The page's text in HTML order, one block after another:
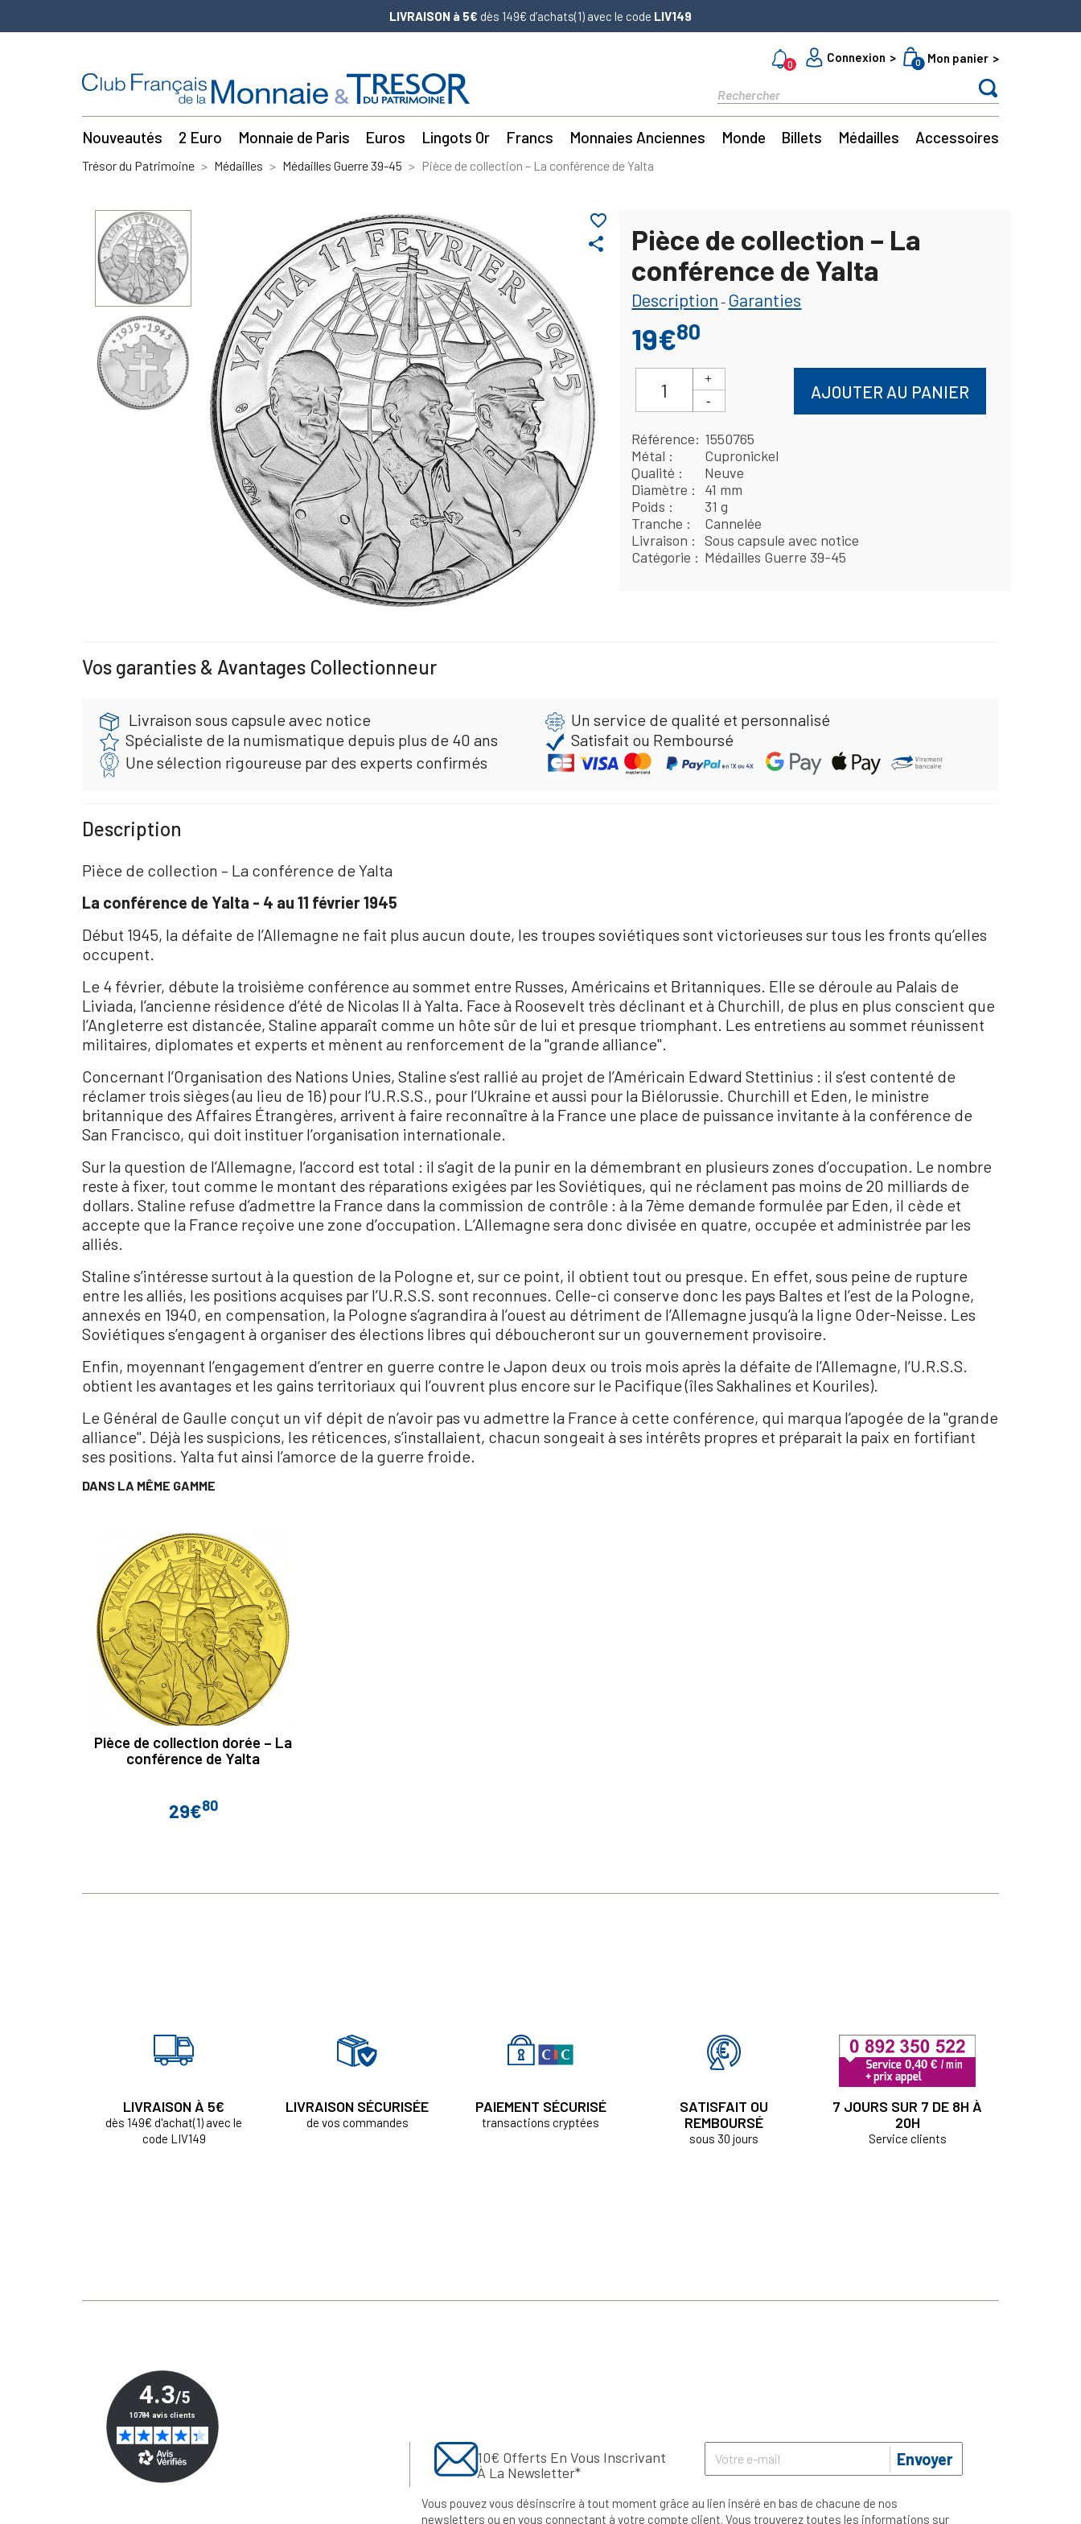
LIVRAISON à 5€ dès 149€ d’achats(1) avec le code LIV149
0
Connexion 0 Mon panier
Nouveautés 2 Euro Monnaie de Paris Euros Lingots Or Francs Monnaies Anciennes Monde Billets Médailles Accessoires
Trésor du Patrimoine Médailles Médailles Guerre 39-45 Pièce de collection – La conférence de Yalta
share
favorite_border
Pièce de collection – La
conférence de Yalta
Description - Garanties
19€80
AJOUTER AU PANIER
Référence
1550765
Métal
Cupronickel
Qualité
Neuve
Diamètre
41 mm
Poids
31 g
Tranche
Cannelée
Livraison
Sous capsule avec notice
Catégorie
Médailles Guerre 39-45
Vos garanties & Avantages Collectionneur
Livraison sous capsule avec notice
Un service de qualité et personnalisé
Spécialiste de la numismatique depuis plus de 40 ans
Satisfait ou Remboursé
Une sélection rigoureuse par des experts confirmés
Description
Pièce de collection – La conférence de Yalta
La conférence de Yalta - 4 au 11 février 1945
Début 1945, la défaite de l’Allemagne ne fait plus aucun doute, les troupes soviétiques sont victorieuses sur tous les fronts qu’elles
occupent.
Le 4 février, débute la troisième conférence au sommet entre Russes, Américains et Britanniques. Elle se déroule au Palais de
Liviada, l’ancienne résidence d’été de Nicolas II à Yalta. Face à Roosevelt très déclinant et à Churchill, de plus en plus conscient que
l’Angleterre est distancée, Staline apparaît comme un hôte sûr de lui et presque triomphant. Les entretiens au sommet réunissent
militaires, diplomates et experts et mènent au renforcement de la "grande alliance".
Concernant l’Organisation des Nations Unies, Staline s’est rallié au projet de l’Américain Edward Stettinius : il s’est contenté de
réclamer trois sièges (au lieu de 16) pour l’U.R.S.S., pour l’Ukraine et aussi pour la Biélorussie. Churchill et Eden, le ministre
britannique des Affaires Étrangères, arrivent à faire reconnaître à la France une place de puissance invitante à la conférence de
San Francisco, qui doit instituer l’organisation internationale.
Sur la question de l’Allemagne, l’accord est total : il s’agit de la punir en la démembrant en plusieurs zones d’occupation. Le nombre
reste à fixer, tout comme le montant des réparations exigées par les Soviétiques, qui ne réclament pas moins de 20 milliards de
dollars. Staline refuse d’admettre la France dans la commission de contrôle : à la 7ème demande formulée par Eden, il cède et
accepte que la France reçoive une zone d’occupation. L’Allemagne sera donc divisée en quatre, occupée et administrée par les
alliés.
Staline s’intéresse surtout à la question de la Pologne et, sur ce point, il obtient tout ou presque. En effet, sous peine de rupture
entre les alliés, les positions acquises par l’U.R.S.S. sont reconnues. Celle-ci conserve donc les pays Baltes et l’est de la Pologne,
annexés en 1940, en compensation, la Pologne s’agrandira à l’ouest au détriment de l’Allemagne jusqu’à la ligne Oder-Neisse. Les
Soviétiques s’engagent à organiser des élections libres qui déboucheront sur un gouvernement provisoire.
Enfin, moyennant l’engagement d’entrer en guerre contre le Japon deux ou trois mois après la défaite de l’Allemagne, l’U.R.S.S.
obtient les avantages et les gains territoriaux qui l’ouvrent plus encore sur le Pacifique (îles Sakhalines et Kouriles).
Le Général de Gaulle conçut un vif dépit de n’avoir pas vu admettre la France à cette conférence, qui marqua l’apogée de la "grande
alliance". Déjà les suspicions, les réticences, s’installaient, chacun songeait à ses intérêts propres et préparait la paix en fortifiant
ses positions. Yalta fut ainsi l’amorce de la guerre froide.
DANS LA MÊME GAMME
Pièce de collection dorée – La
conférence de Yalta
Prix
29€80
LIVRAISON À 5€
dès 149€ d'achat(1) avec le
code LIV149
LIVRAISON SÉCURISÉE
de vos commandes
PAIEMENT SÉCURISÉ
transactions cryptées
SATISFAIT OU
REMBOURSÉ
sous 30 jours
7 JOURS SUR 7 DE 8H À
20H
Service clients
10€ Offerts En Vous Inscrivant
À La Newsletter*
Envoyer
Vous pouvez vous désinscrire à tout moment grâce au lien inséré en bas de chacune de nos
newsletters ou en vous connectant à votre compte client. Vous trouverez toutes les informations sur